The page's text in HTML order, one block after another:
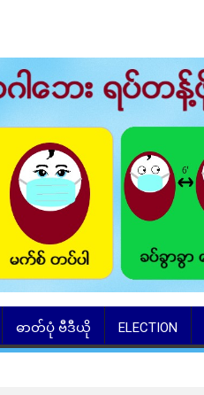
ဓာတ်ပုံ ဗီဒီယို ELECTION